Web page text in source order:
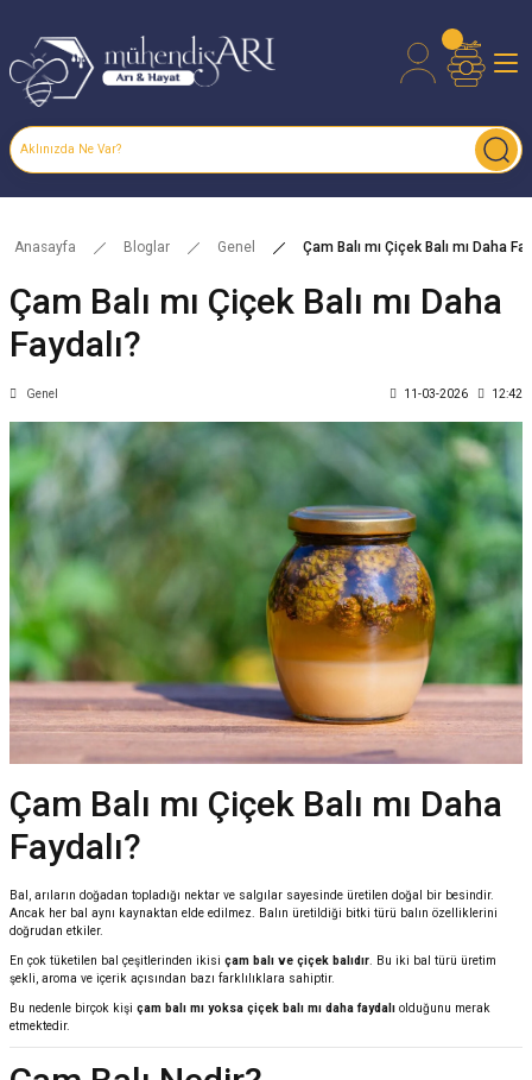
Anasayfa Bloglar Genel Çam Balı mı Çiçek Balı mı Daha
Çam Balı mı Çiçek Balı mı Daha
Faydalı?
Genel 11-03-2026 12:42
Çam Balı mı Çiçek Balı mı Daha
Faydalı?
Bal, arıların doğadan topladığı nektar ve salgılar sayesinde üretilen doğal bir besindir.
Ancak her bal aynı kaynaktan elde edilmez. Balın üretildiği bitki türü balın özelliklerini
doğrudan etkiler.
En çok tüketilen bal çeşitlerinden ikisi çam balı ve çiçek balıdır. Bu iki bal türü üretim
şekli, aroma ve içerik açısından bazı farklılıklara sahiptir.
Bu nedenle birçok kişi çam balı mı yoksa çiçek balı mı daha faydalı olduğunu merak
etmektedir.